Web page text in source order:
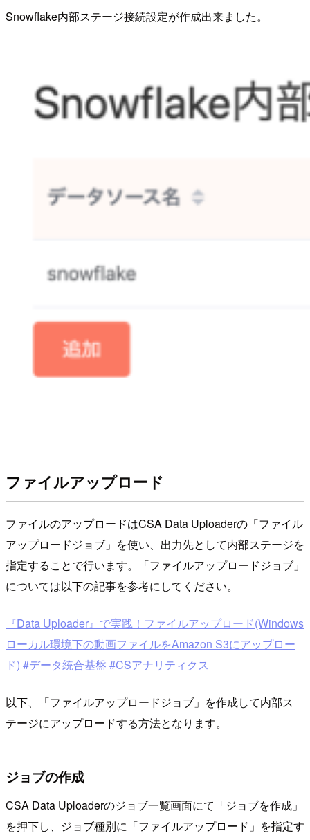
Snowflake内部ステージ接続設定が作成出来ました。
ファイルアップロード
ファイルのアップロードはCSA Data Uploaderの「ファイル
アップロードジョブ」を使い、出力先として内部ステージを
指定することで行います。「ファイルアップロードジョブ」
については以下の記事を参考にしてください。
『Data Uploader』で実践！ファイルアップロード(Windows
ローカル環境下の動画ファイルをAmazon S3にアップロー
ド) #データ統合基盤 #CSアナリティクス
以下、「ファイルアップロードジョブ」を作成して内部ス
テージにアップロードする方法となります。
ジョブの作成
CSA Data Uploaderのジョブ一覧画面にて「ジョブを作成」
を押下し、ジョブ種別に「ファイルアップロード」を指定す